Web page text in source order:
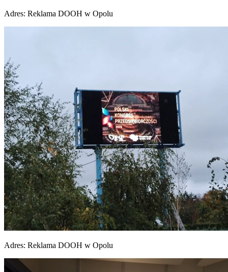
Adres: Reklama DOOH w Opolu
Adres: Reklama DOOH w Opolu